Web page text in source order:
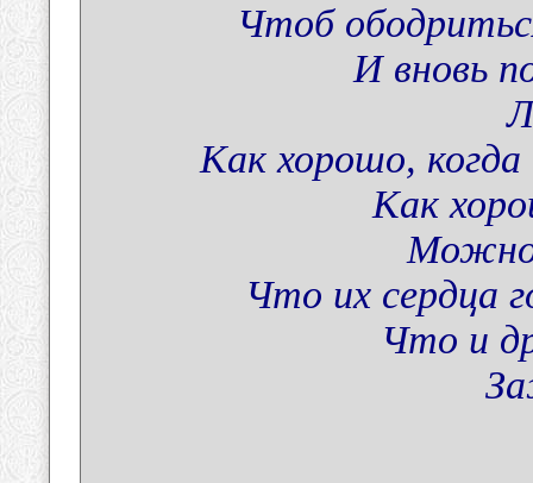
Чтоб
И вновь
Как хорошо,
Как
Что их сердца
Что и